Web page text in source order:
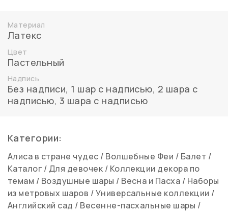
Материал
Латекс
Цвет
Пастельный
Надпись
Без надписи, 1 шар с надписью, 2 шара с
надписью, 3 шара с надписью
Категории:
Алиса в стране чудес / Волшебные Феи / Балет /
Каталог / Для девочек / Коллекции декора по
темам / Воздушные шары / Весна и Пасха / Наборы
из метровых шаров /Универсальные коллекции /
Английский сад / Весенне-пасхальные шары /